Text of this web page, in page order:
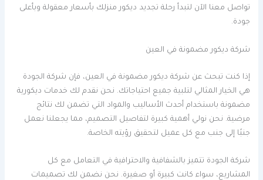
تواصل معنا الآن لتبدأ رحلة تجديد ديكور منزلك بأسعار معقولة وبأعلى
جودة.
شركة ديكور مضمونة في العين
إذا كنت تبحث عن شركة ديكور مضمونة في العين، فإن شركة الجودة
هي الخيار المثالي لتلبية جميع احتياجاتك. نحن نقدم لك خدمات ديكورية
مضمونة باستخدام أحدث الأساليب والمواد التي تضمن لك نتائج
مرضية. نحن نولي أهمية كبيرة لتفاصيل التصميم، مما يجعلنا نعمل
جنبًا إلى جنب مع كل عميل لتحقيق رؤيته الخاصة.
شركة الجودة تتميز بالشفافية والاحترافية في التعامل مع كل
المشاريع، سواء كانت كبيرة أو صغيرة. نحن نضمن لك تصميمات